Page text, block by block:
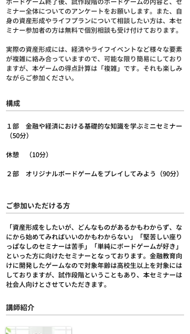
ミナー全体についてのアンケートをお願いします。また、自
身の資産形成やライフプランについて相談したい方は、本セ
ミナー参加者の方は無料で個別相談も受け付けております。
実際の資産形成には、経済やライフイベントなど様々な要素
が複雑に絡み合っていますので、可能な限り簡易にしており
ますが、本ゲームの得点計算は「複雑」です。それも楽しみ
ながらご参加ください。
​構成
１部 金融や経済における基礎的な知識を学ぶミニセミナー
（50分）
休憩 （10分）
２部 オリジナルボードゲームをプレイしてみよう（90分）
ご参加いただける方
「資産形成をしたいが、どんなものがあるかもわからず、な
にから始めてみればいいのかもわからない」「堅苦しい座り
っぱなしのセミナーは苦手」「単純にボードゲームが好き」
といった方に向けたセミナーとなっております。金融教育向
けに開発したゲームなので対象年齢は高校生以上を対象には
しておりますが、試作段階ということもあり、本セミナーは
社会人向けとさせていただきます。
​講師紹介